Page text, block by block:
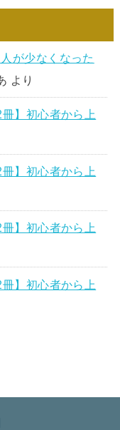
が少なくなった
より
】初心者から上
】初心者から上
】初心者から上
】初心者から上